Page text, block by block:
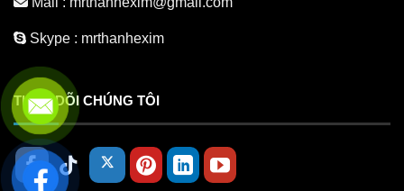
Skype : mrthanhexim
THEO DÕI CHÚNG TÔI